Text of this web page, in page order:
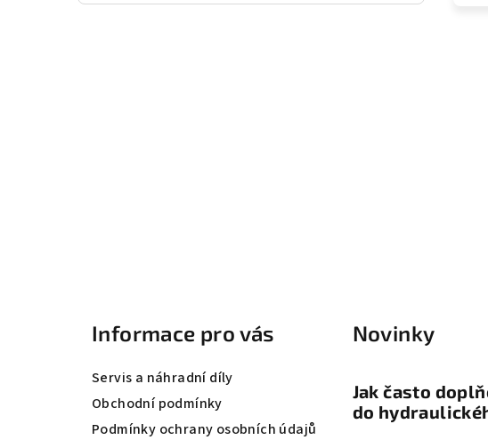
Informace pro vás
Servis a náhradní díly
Obchodní podmínky
Podmínky ochrany osobních údajů
Novinky
Jak často
do